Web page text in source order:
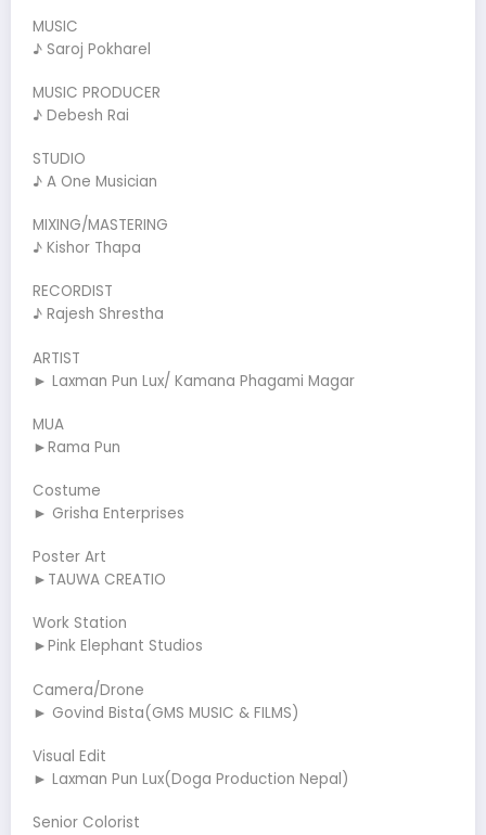
MUSIC
♪ Saroj Pokharel
MUSIC PRODUCER
♪ Debesh Rai
STUDIO
♪ A One Musician
MIXING/MASTERING
♪ Kishor Thapa
RECORDIST
♪ Rajesh Shrestha
ARTIST
► Laxman Pun Lux/ Kamana Phagami Magar
MUA
►Rama Pun
Costume
► Grisha Enterprises
Poster Art
►TAUWA CREATIO
Work Station
►Pink Elephant Studios
Camera/Drone
► Govind Bista(GMS MUSIC & FILMS)
Visual Edit
► Laxman Pun Lux(Doga Production Nepal)
Senior Colorist